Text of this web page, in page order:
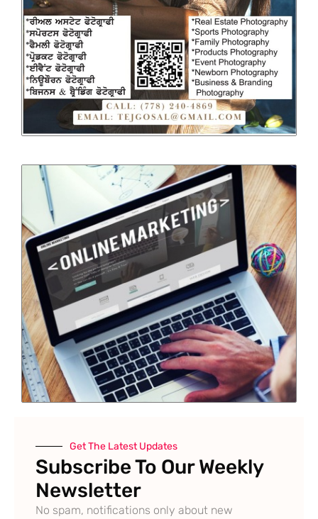
Get The Latest Updates
Subscribe To Our Weekly
Newsletter
No spam, notifications only about new